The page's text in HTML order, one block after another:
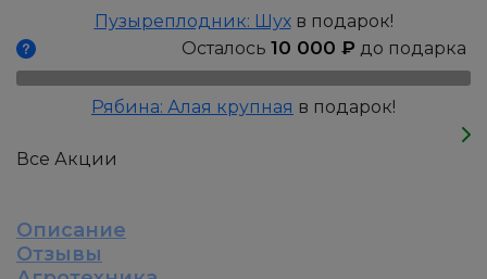
Пузыреплодник: Шухв подарок!
Осталось 10 000 ₽ до подарка
Рябина: Алая крупная в подарок!
Все Акции
Описание
Отзывы